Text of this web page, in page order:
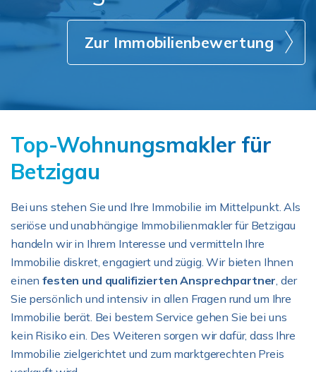
Zur Immobilienbewertung
Top-Wohnungsmakler für
Betzigau
Bei uns stehen Sie und Ihre Immobilie im Mittelpunkt. Als
seriöse und unabhängige Immobilienmakler für Betzigau
handeln wir in Ihrem Interesse und vermitteln Ihre
Immobilie diskret, engagiert und zügig. Wir bieten Ihnen
einenfesten und qualifizierten Ansprechpartner, der
Sie persönlich und intensiv in allen Fragen rund um Ihre
Immobilie berät. Bei bestem Service gehen Sie bei uns
kein Risiko ein. Des Weiteren sorgen wir dafür, dass Ihre
Immobilie zielgerichtet und zum marktgerechten Preis